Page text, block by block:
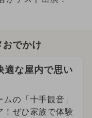
でかけ
な屋内で思い
ムの「十手観音」
！ぜひ家族で体験